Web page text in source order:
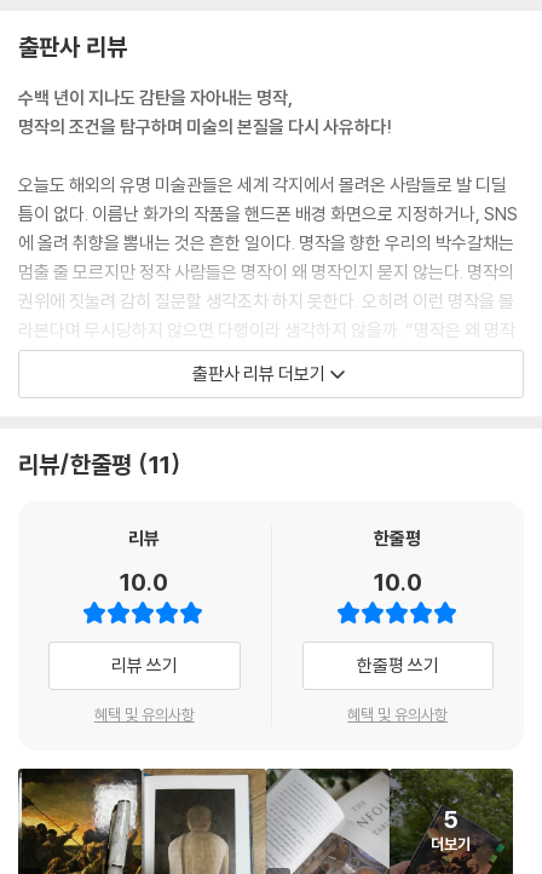
이라고 여기는 것이다. 그런데 화가, 조각가 같은 미술가는 그것을 물질로
전환하는 일을 해낸다. 물론 요즘은 다양한 재료를 쓰고 디지털로 전환하
기까지 해서 과거보다 물질성의 개념이 좀 더 광범위해지긴 했지만, 어쨌
--- 「2장 ‘명작은 어떻게 탄생하는가」 중에서
고르지 않은 회벽과 수정 자국, 그리고 거친 붓질, 이런 것들은 완벽한 천장
화 기술을 기대한 사람이 보기에는 실망스러울 수도 있다. 그런데 내가 보
기엔 여기에 더 큰 감동이 있다. 이 천장화가 인간적으로 다가오기 때문이
다. 표면 질감과 드로잉이 거친 데다 신체 부위의 위치도 어색한 게 사실이
다. 허술하다는 생각이 들 수도 있지만 오히려 미켈란젤로의 노고 어린 작
업과 그 과정에서 그가 느꼈을 인간적 번민을 생생히 전해주는 것 같다.
--- 「3장 ‘상처 입은 명작」 중에서
특히 명작은 그냥 주어지는 것이 아니라 시대와 갈등하며 시간의 도전과
미롭다. 하지만 여기서는 명작조차도 부침과 재평가라는 운명을 겪는다는
것, 그리하여 명작은 망각과 예측을 불허하는 역사의 변덕을 이기고 오늘
날까지 존재하기에 그 의미가 더 값지다.
--- 「3장 ‘상처 입은 명작」 중에서
한국 현대 미술의 두 거장을 이야기할 때 빠뜨리지 말아야 할 것이 이런 문
명사적인 관점이다. 우리가 미술의 미를 제의적이고 신비하며 경외감을 주
다고 생각한다. 혹은 이와 비슷한 질문을 던지며 작품을 재검토하고 조명
해야 한다고 본다. 김환기의 회화가 명작이냐고 물을 때도 마찬가지다. 그
럼 백남준의 다다익선을 놓고 이 작품이 명작이냐고 묻는다면 어떨까? 가
출판사 리뷰
수백 년이 지나도 감탄을 자아내는 명작,
명작의 조건을 탐구하며 미술의 본질을 다시 사유하다!
오늘도 해외의 유명 미술관들은 세계 각지에서 몰려온 사람들로 발 디딜
틈이 없다. 이름난 화가의 작품을 핸드폰 배경 화면으로 지정하거나, SNS
에 올려 취향을 뽐내는 것은 흔한 일이다. 명작을 향한 우리의 박수갈채는
멈출 줄 모르지만 정작 사람들은 명작이 왜 명작인지 묻지 않는다. 명작의
권위에 짓눌려 감히 질문할 생각조차 하지 못한다. 오히려 이런 명작을 몰
라본다며 무시당하지 않으면 다행이라 생각하지 않을까. “명작은 왜 명작
이 되었는가?” 이 질문에 답하기 위해 미술사학자 양정무가 나섰다. 『명작
은 어떻게 탄생하는가』는 『난처한 미술 이야기』로 40만 독자의 사랑을 받
개별 미술 작품을 하나하나 호명하며 미술의 또다른 영역을 밝혀준다. 『난
작은 어떻게 탄생하는가』는 빈손으로 가볍게 나서는 나들이와 비슷하다.
질문을 던지고 있는 자신을 발견할 것이다.
미술은 아름다워야 한다?
통념을 깨는 명작의 조건
않다. 저자 양정무는 『난처한 미술 이야기』에서 견지했던 교수자의 객관적
인 태도를 벗어나 미술사학자라는 자신의 정체성을 십분 발휘해 미술의 정
의를 다시 사유한다. 이 과정에서 우리가 당연하게 여겨온 미술에 대한 통
념들은 하나씩 도전받는다. 가령 미술은 아름다워야 하는가? 저자는 그렇
출판사 리뷰 더보기
리뷰/한줄평 11
리뷰
10.0
리뷰 쓰기
혜택 및 유의사항
한줄평
10.0
한줄평 쓰기
혜택 및 유의사항
5
더보기